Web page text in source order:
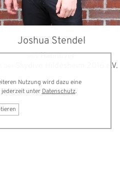
Joshua Stendel
ausHannover
Skydive Hildesheim 2016 e.V.
Nutzung wird dazu eine
unter Datenschutz.